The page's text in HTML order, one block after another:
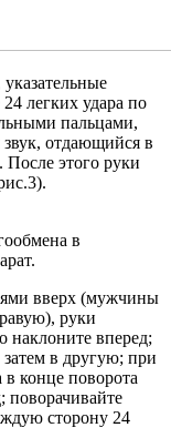
легких удара по
пальцами,
отдающийся в
этого руки
в
вверх (мужчины
руки
наклоните вперед;
в другую; при
в конце поворота
поворачивайте
сторону 24